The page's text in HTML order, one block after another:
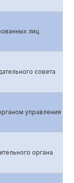
лиц
совета
управления
органа